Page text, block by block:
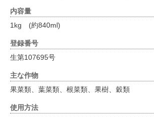
内容量
1kg (約840ml)
登録番号
生第107695号
主な作物
果菜類、葉菜類、根菜類、果樹、穀類
使用方法